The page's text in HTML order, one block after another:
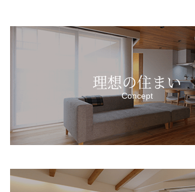
理想の住まい
Concept